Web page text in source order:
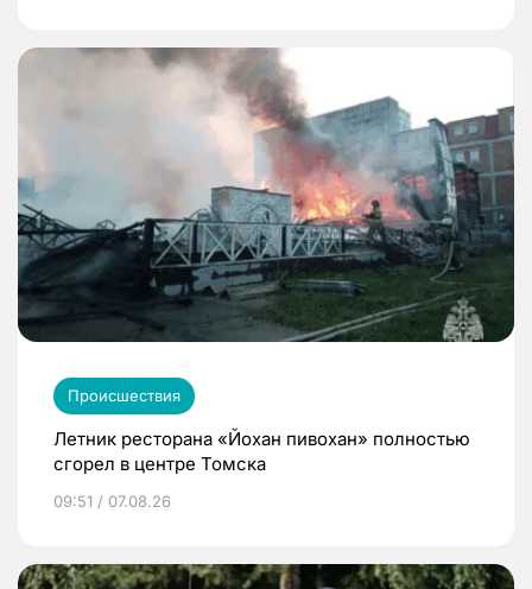
Происшествия
Летник ресторана «Йохан пивохан» полностью
сгорел в центре Томска
09:51 / 07.08.26